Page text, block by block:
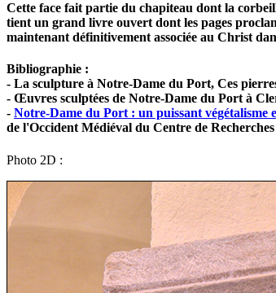
Cette face fait partie du chapiteau dont la
tient un grand livre ouvert dont les pages
maintenant définitivement associée au Christ
Bibliographie :
- La sculpture à Notre-Dame du Port, Ces
- Œuvres sculptées de Notre-Dame du Port à
- Notre-Dame du Port : un puissant végétalisme
de l'Occident Médiéval du Centre de
Photo 2D :